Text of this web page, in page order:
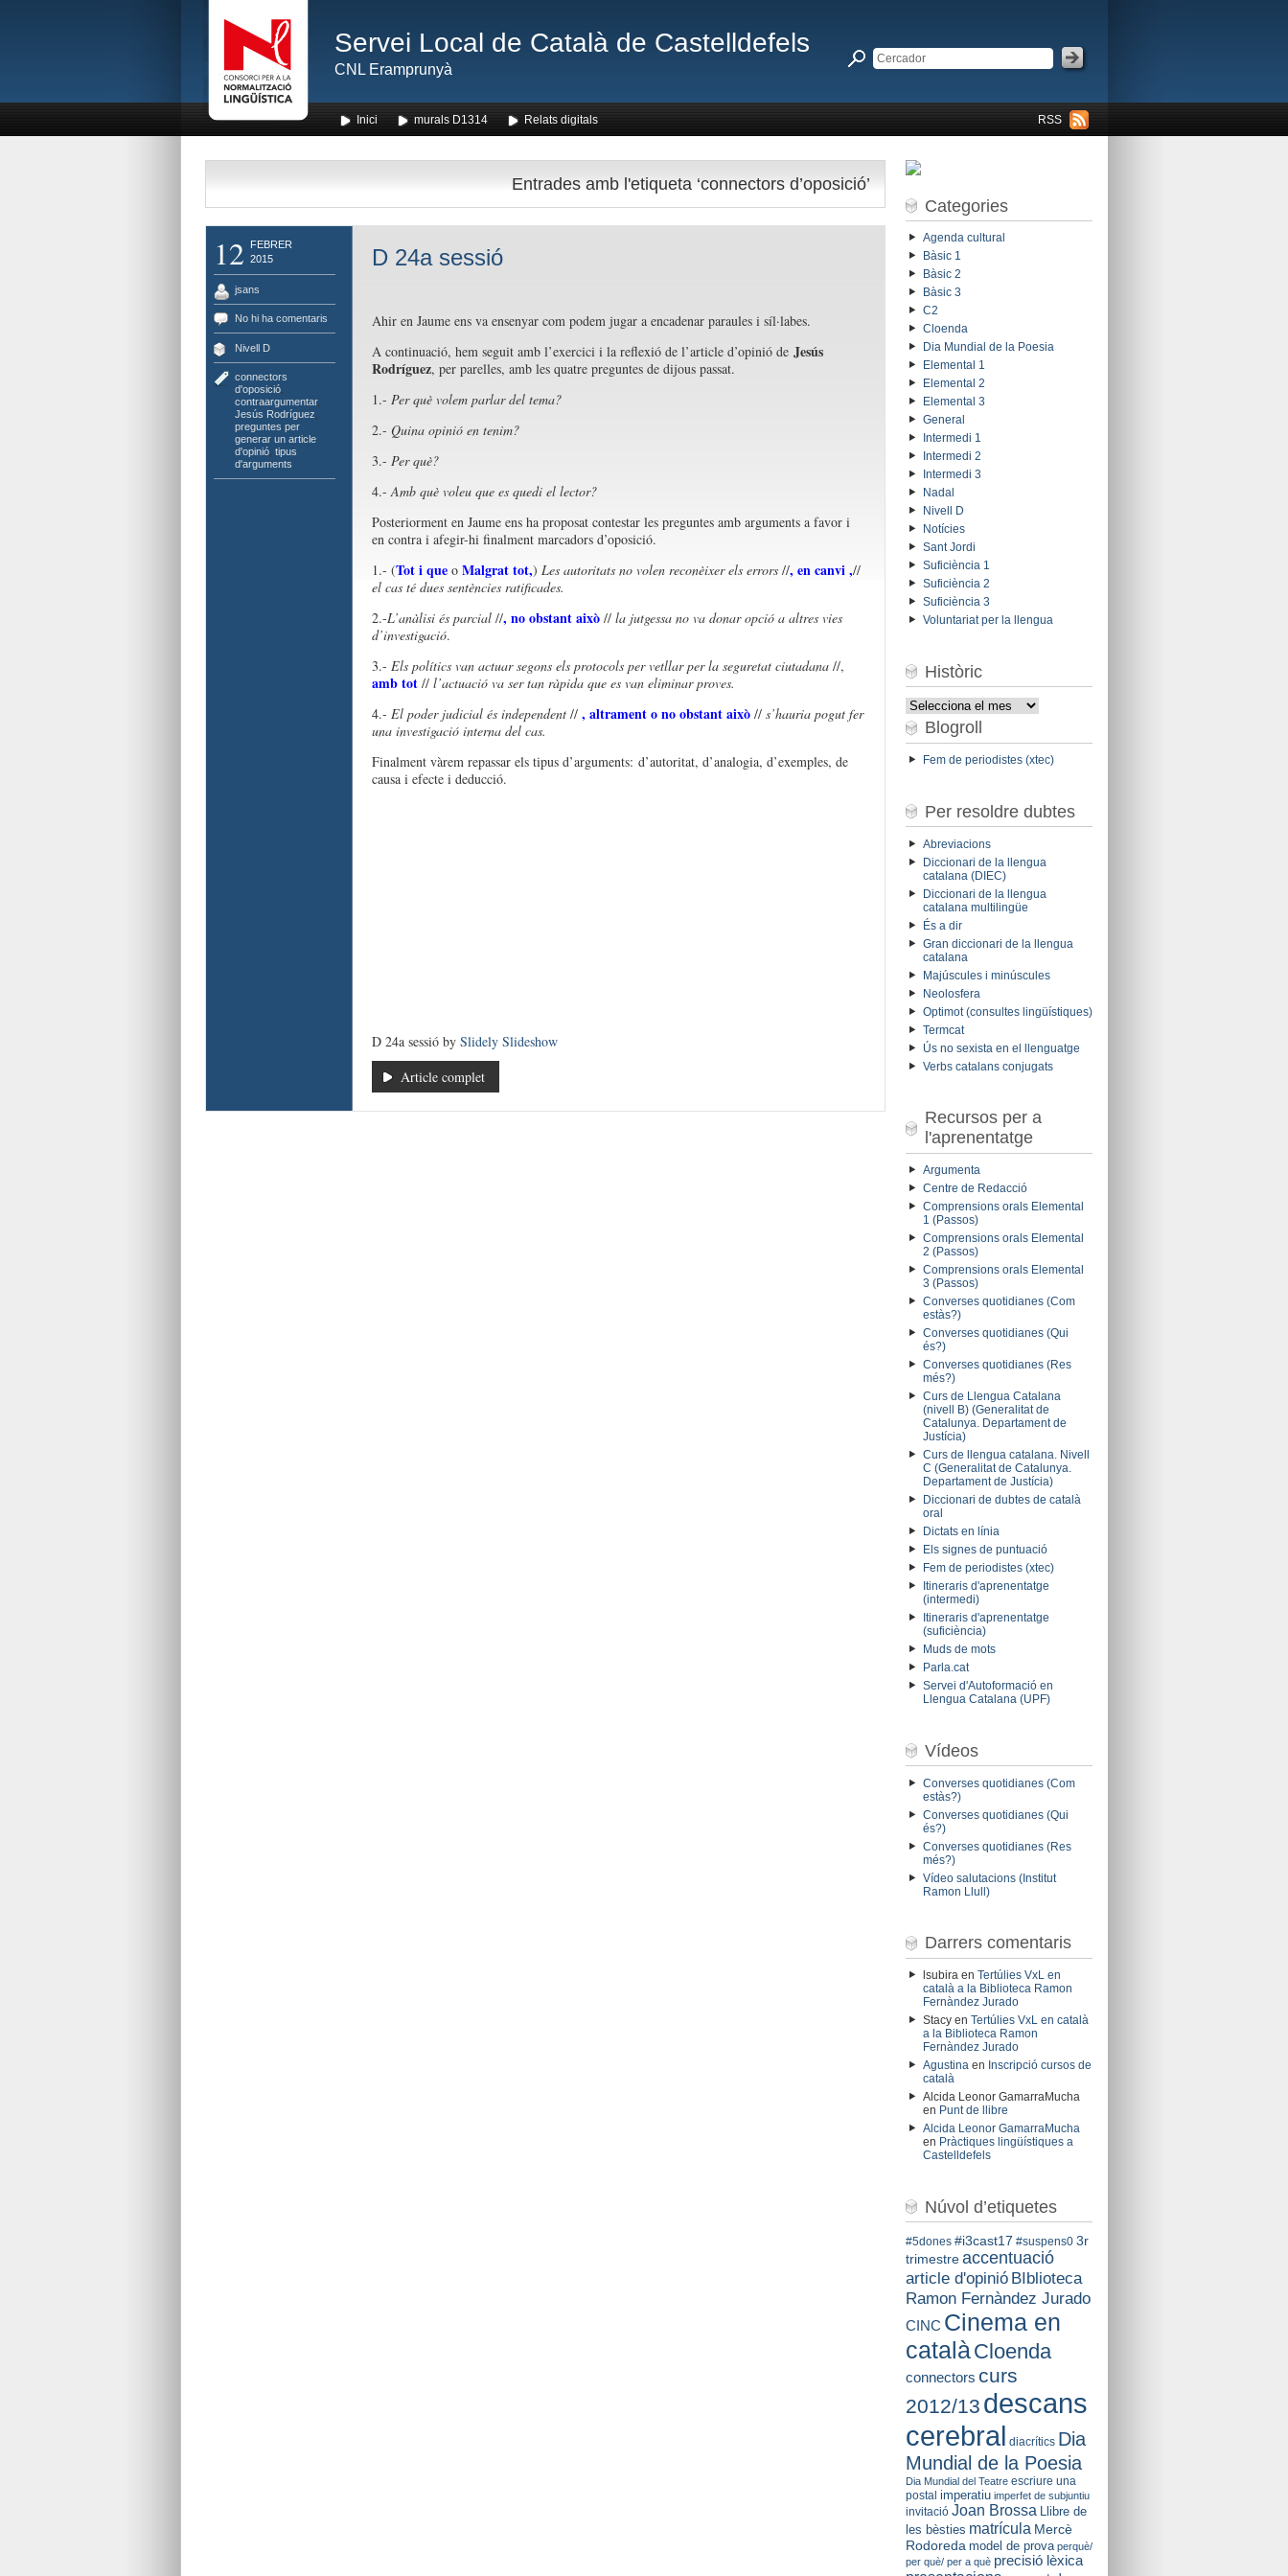
Servei Local de Català de Castelldefels
CNL Eramprunyà
RSS
Inici murals D1314 Relats digitals
Entrades amb l'etiqueta ‘connectors d’oposició’
12
FEBRER
2015
jsans
No hi ha comentaris
Nivell D
connectors
d'oposició,
contraargumentar,
Jesús Rodríguez
preguntes per
generar un article
d'opinió, tipus
d'arguments
D 24a sessió
Ahir en Jaume ens va ensenyar com podem jugar a encadenar paraules i síl·labes.
A continuació, hem seguit amb l’exercici i la reflexió de l’article d’opinió de Jesús
Rodríguez, per parelles, amb les quatre preguntes de dijous passat.
1.- Per què volem parlar del tema?
2.- Quina opinió en tenim?
3.- Per què?
4.- Amb què voleu que es quedi el lector?
Posteriorment en Jaume ens ha proposat contestar les preguntes amb arguments a favor i
en contra i afegir-hi finalment marcadors d’oposició.
1.- (Tot i queo Malgrat tot,) Les autoritats no volen reconèixer els errors//, en canvi ,//
el cas té dues sentències ratificades.
2.-L’anàlisi és parcial//, no obstant això // la jutgessa no va donar opció a altres vies
d’investigació.
3.- Els polítics van actuar segons els protocols per vetllar per la seguretat ciutadana//,
amb tot // l’actuació va ser tan ràpida que es van eliminar proves.
4.- El poder judicial és independent// , altrament o no obstant això// s’hauria pogut fer
una investigació interna del cas.
Finalment vàrem repassar els tipus d’arguments: d’autoritat, d’analogia, d’exemples, de
causa i efecte i deducció.
D 24a sessió by Slidely Slideshow
Article complet
Categories
Agenda cultural
Bàsic 1
Bàsic 2
Bàsic 3
C2
Cloenda
Dia Mundial de la Poesia
Elemental 1
Elemental 2
Elemental 3
General
Intermedi 1
Intermedi 2
Intermedi 3
Nadal
Nivell D
Notícies
Sant Jordi
Suficiència 1
Suficiència 2
Suficiència 3
Voluntariat per la llengua
Històric
Històric
Blogroll
Fem de periodistes (xtec)
Per resoldre dubtes
Abreviacions
Diccionari de la llengua
catalana (DIEC)
Diccionari de la llengua
catalana multilingüe
És a dir
Gran diccionari de la llengua
catalana
Majúscules i minúscules
Neolosfera
Optimot (consultes lingüístiques)
Termcat
Ús no sexista en el llenguatge
Verbs catalans conjugats
Recursos per a
l'aprenentatge
Argumenta
Centre de Redacció
Comprensions orals Elemental
1 (Passos)
Comprensions orals Elemental
2 (Passos)
Comprensions orals Elemental
3 (Passos)
Converses quotidianes (Com
estàs?)
Converses quotidianes (Qui
és?)
Converses quotidianes (Res
més?)
Curs de Llengua Catalana
(nivell B) (Generalitat de
Catalunya. Departament de
Justícia)
Curs de llengua catalana. Nivell
C (Generalitat de Catalunya.
Departament de Justícia)
Diccionari de dubtes de català
oral
Dictats en línia
Els signes de puntuació
Fem de periodistes (xtec)
Itineraris d'aprenentatge
(intermedi)
Itineraris d'aprenentatge
(suficiència)
Muds de mots
Parla.cat
Servei d'Autoformació en
Llengua Catalana (UPF)
Vídeos
Converses quotidianes (Com
estàs?)
Converses quotidianes (Qui
és?)
Converses quotidianes (Res
més?)
Vídeo salutacions (Institut
Ramon Llull)
Darrers comentaris
lsubiraen Tertúlies VxL en
català a la Biblioteca Ramon
Fernàndez Jurado
Stacyen Tertúlies VxL en català
a la Biblioteca Ramon
Fernàndez Jurado
Agustinaen Inscripció cursos de
català
Alcida Leonor GamarraMucha
en Punt de llibre
Alcida Leonor GamarraMucha
en Pràctiques lingüístiques a
Castelldefels
Núvol d’etiquetes
#5dones #i3cast17 #suspens0 3r
trimestre accentuació
article d'opinió BIblioteca
Ramon Fernàndez Jurado
CINC Cinema en
catalàCloenda
connectors curs
2012/13 descans
cerebral diacrítics Dia
Mundial de la Poesia
Dia Mundial del Teatre escriure una
postal imperatiu imperfet de subjuntiu
invitació Joan Brossa
Llibre de
les bèsties matrícula Mercè
Rodoreda model de prova perquè/
per què/ per a què precisió lèxica